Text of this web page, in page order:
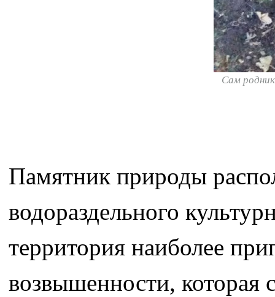
Сам
Памятник природы
водораздельного
территория наиболее
возвышенности, которая